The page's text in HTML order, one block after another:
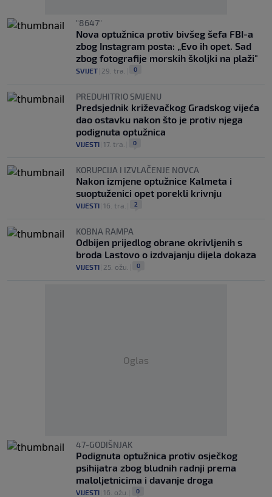
"8647"
Nova optužnica protiv bivšeg šefa FBI-a
zbog Instagram posta: „Evo ih opet. Sad
zbog fotografije morskih školjki na plaži"
SVIJET 29. tra. 0
PREDUHITRIO SMJENU
Predsjednik križevačkog Gradskog vijeća
dao ostavku nakon što je protiv njega
podignuta optužnica
VIJESTI 17. tra. 0
KORUPCIJA I IZVLAČENJE NOVCA
Nakon izmjene optužnice Kalmeta i
suoptuženici opet porekli krivnju
VIJESTI 16. tra. 2
KOBNA RAMPA
Odbijen prijedlog obrane okrivljenih s
broda Lastovo o izdvajanju dijela dokaza
VIJESTI 25. ožu. 0
Oglas
47-GODIŠNJAK
Podignuta optužnica protiv osječkog
psihijatra zbog bludnih radnji prema
maloljetnicima i davanje droga
VIJESTI 16. ožu. 0